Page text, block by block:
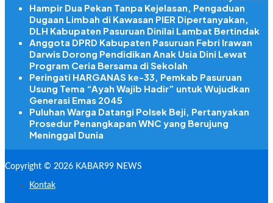
Hampir Dua Pekan Tanpa Kejelasan, Pengaduan
Dugaan Limbah di Kawasan PIER Dipertanyakan,
DLH Kabupaten Pasuruan Dinilai Lambat Bertindak
Anggota DPRD Kabupaten Pasuruan Febri Irawan
Darwis Dorong Pendidikan Anak Usia Dini Lewat
Program Ceria Bersama di Sekolah
Peringati HARGANAS ke-33, Pemkab Pasuruan
Usung Tema “Ayah Wajib Hadir” untuk Wujudkan
Generasi Emas 2045
Puluhan Warga Datangi Polsek Beji, Pertanyakan
Prosedur Penangkapan WNC yang Berujung
Meninggal Dunia
Copyright © 2026 KABAR99 NEWS
Kontak